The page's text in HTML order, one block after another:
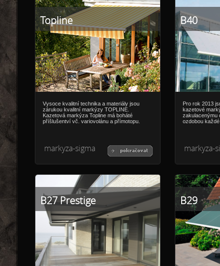
Topline
Vysoce kvalitní technika a materiály jsou
zárukou kvalitní markýzy TOPLINE.
Kazetová markýza Topline má boháté
příšlušentví vč. variovolánu a přímotopu.
markyza-sigma
B40
Pro rok 2013
kazetové
zakulacenýmu
ozdobou
markyza-
B27 Prestige B29